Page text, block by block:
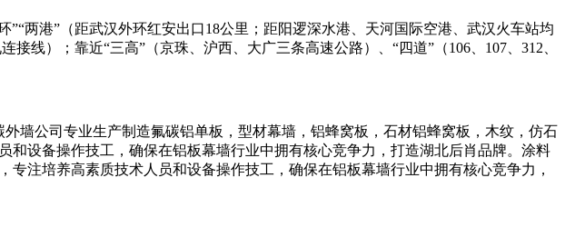
两港”（距武汉外环红安出口18公里；距阳逻深水港、天河国际空港、武汉火车站均
线）；靠近“三高”（京珠、沪西、大广三条高速公路）、“四道”（106、107、312、
墙公司专业生产制造氟碳铝单板，型材幕墙，铝蜂窝板，石材铝蜂窝板，木纹，仿石
设备操作技工，确保在铝板幕墙行业中拥有核心竞争力，打造湖北后肖品牌。涂料
注培养高素质技术人员和设备操作技工，确保在铝板幕墙行业中拥有核心竞争力，